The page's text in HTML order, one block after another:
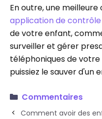
En outre, une
application de
de votre enfant,
surveiller et gérer
téléphoniques de
puissiez le sauver d'un
Commentaires
Comment avoir des